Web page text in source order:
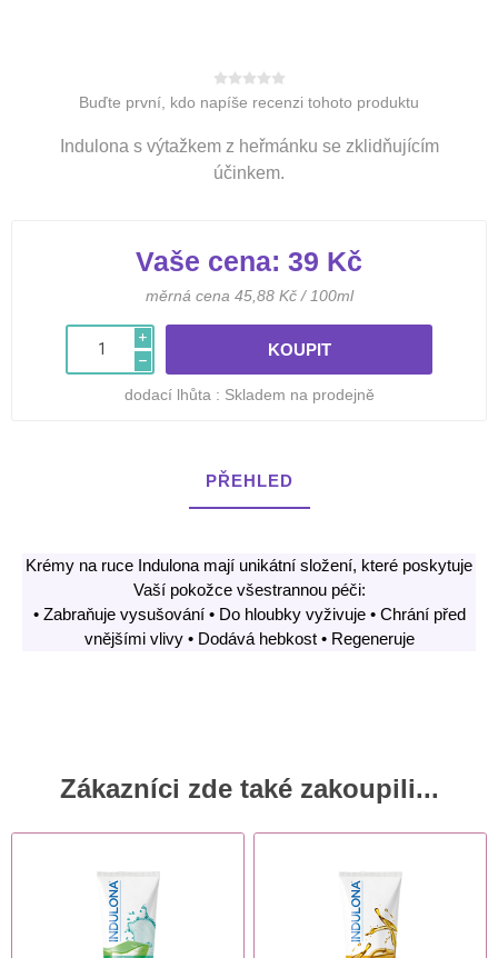
Buďte první, kdo napíše recenzi tohoto produktu
Indulona s výtažkem z heřmánku se zklidňujícím
účinkem.
Vaše cena: 39 Kč
měrná cena 45,88 Kč / 100ml
i
h
dodací lhůta : Skladem na prodejně
PŘEHLED
Krémy na ruce Indulona mají unikátní složení, které poskytuje
Vaší pokožce všestrannou péči:
• Zabraňuje vysušování • Do hloubky vyživuje • Chrání před
vnějšími vlivy • Dodává hebkost • Regeneruje
Zákazníci zde také zakoupili...